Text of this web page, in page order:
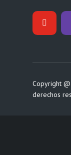
Copyright
derechos